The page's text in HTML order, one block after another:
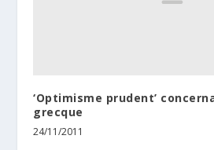
‘Optimisme prudent’
grecque
24/11/2011